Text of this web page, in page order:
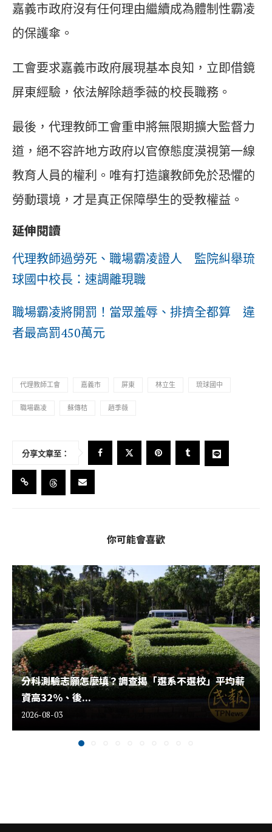
嘉義市政府沒有任何理由繼續成為體制性霸凌
的保護傘。
工會要求嘉義市政府展現基本良知，立即借鏡
屏東經驗，依法解除趙季薇的校長職務。
最後，代理教師工會重申將無限期擴大監督力
道，絕不容許地方政府以官僚態度漠視第一線
教育人員的權利。唯有打造讓教師免於恐懼的
勞動環境，才是真正保障學生的受教權益。
延伸閱讀
代理教師過勞死、職場霸凌證人 監院糾舉琉
球國中校長：速調離現職
職場霸凌將開罰！當眾羞辱、排擠全都算 違
者最高罰450萬元
代理教師工會 嘉義市 屏東 林立生 琉球國中
職場霸凌 蘇傳桔 趙季薇
分享文章至：
你可能會喜歡
分科測驗志願怎麼填？調查揭「選系不選校」平均薪
資高32%、後...
2026-08-03